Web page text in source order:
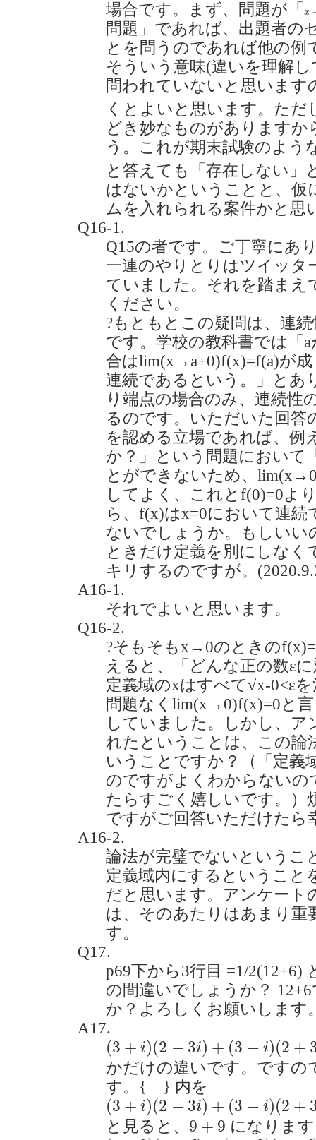
場合です。まず、問題が「
x
x
問題」であれば、出題者の
とを問うのであれば他の
そういう意味(違いを理解
問われていないと思います
くとよいと思います。ただ
どき妙なものがあります
う。これが期末試験のよう
と答えても「存在しない」
はないかということと、仮
ムを入れられる案件かと思
Q16-1.
Q15の者です。ご丁寧にあ
一連のやりとりはツイッタ
ていました。それを踏まえ
ください。
?もともとこの疑問は、連
です。学校の教科書では「
合はlim(x→a+0)f(x)=f(a)が
連続であるという。」とあ
り端点の場合のみ、連続性
るのです。いただいた回答
を認める立場であれば、例
か？」という問題において
とができないため、
してよく、これとf(0)=0よ
ら、f(x)はx=0において連
ないでしょうか。もしいい
ときだけ定義を別にしな
キリするのですが。
A16-1.
それでよいと思います。
Q16-2.
?そもそもx→0のときの
えると、「どんな正の数ε
定義域のxはすべて√x-0<ε
問題なくlim(x→0)f(x)=0と
していました。しかし、
れたということは、この論
いうことですか？（「定義
のですがよくわからないの
たらすごく嬉しいです。）
ですがご回答いただけたら
A16-2.
論法が完璧でないというこ
定義域内にするということ
だと思います。アンケート
は、そのあたりはあまり重
す。
Q17.
p69下から3行目 =1/2(12+6)
の間違いでしょうか？
か？よろしくお願いします
A17.
(3 + i)(2 − 3i) + (3 − i)(2 +
(3 i (2−3 +(3 i (2 i)
かだけの違いです。ですの
す。{ } 内を
(3 + i)(2 − 3i) + (3 − i)(2 +
(3 +i (2 −3 i) +(3 i (2 )=(6 − 7
と見ると、 9 + 9
9 +9 になりま